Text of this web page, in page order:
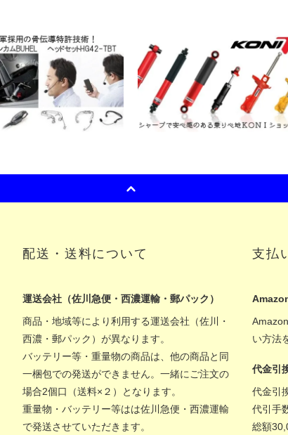
配送・送料について
運送会社（佐川急便・西濃運輸・郵パック）
商品・地域等により利用する運送会社（佐川・
西濃・郵パック）が異なります。
バッテリー等・重量物の商品は、他の商品と同
一梱包での発送ができません。一緒にご注文の
場合2個口（送料×２）となります。
重量物・バッテリー等はは佐川急便・西濃運輸
で発送させていただきます。
支払
い方法
代金引
代金引
代引
総額